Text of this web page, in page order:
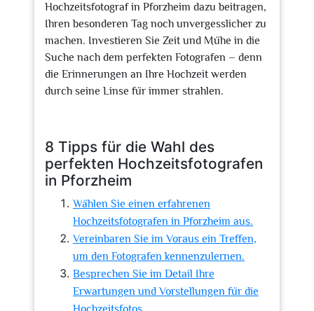
Hochzeitsfotograf in Pforzheim dazu beitragen,
Ihren besonderen Tag noch unvergesslicher zu
machen. Investieren Sie Zeit und Mühe in die
Suche nach dem perfekten Fotografen – denn
die Erinnerungen an Ihre Hochzeit werden
durch seine Linse für immer strahlen.
8 Tipps für die Wahl des
perfekten Hochzeitsfotografen
in Pforzheim
Wählen Sie einen erfahrenen
Hochzeitsfotografen in Pforzheim aus.
Vereinbaren Sie im Voraus ein Treffen,
um den Fotografen kennenzulernen.
Besprechen Sie im Detail Ihre
Erwartungen und Vorstellungen für die